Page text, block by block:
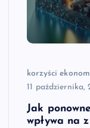
korzyści
11 października,
Jak
wpływa na